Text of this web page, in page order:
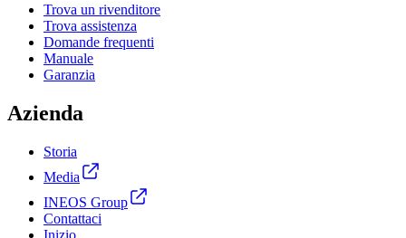
Trova un rivenditore
Trova assistenza
Domande frequenti
Manuale
Garanzia
Azienda
Storia
Media
INEOS Group
Contattaci
Inizio